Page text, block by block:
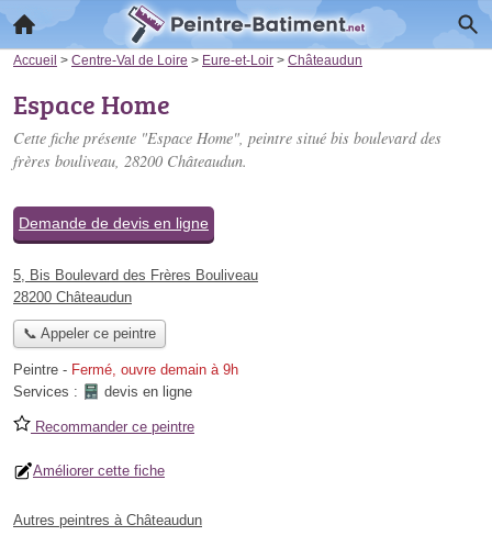
Accueil > Centre-Val de Loire > Eure-et-Loir > Châteaudun
Espace Home
Cette fiche présente "Espace Home", peintre situé bis boulevard des
frères bouliveau, 28200 Châteaudun.
Demande de devis en ligne
5, Bis Boulevard des Frères Bouliveau
28200 Châteaudun
📞 Appeler ce peintre
Peintre - Fermé, ouvre demain à 9h
Services :
devis en ligne
Recommander ce peintre
Améliorer cette fiche
Autres peintres à Châteaudun